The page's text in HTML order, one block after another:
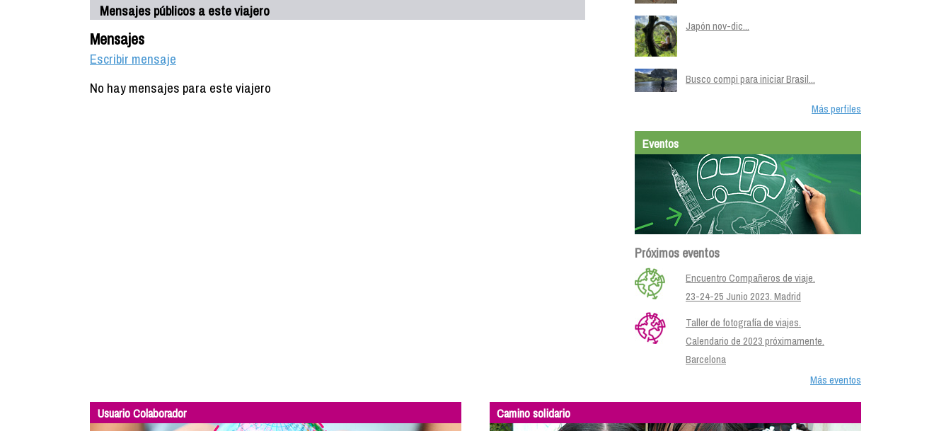
Mensajes públicos a este viajero
Mensajes
Escribir mensaje
No hay mensajes para este viajero
Japón nov-dic...
Busco compi para iniciar Brasil...
Más perfiles
Eventos
Próximos eventos
Encuentro Compañeros de viaje.
23-24-25 Junio 2023. Madrid
Taller de fotografía de viajes.
Calendario de 2023 próximamente.
Barcelona
Más eventos
Usuario Colaborador Camino solidario